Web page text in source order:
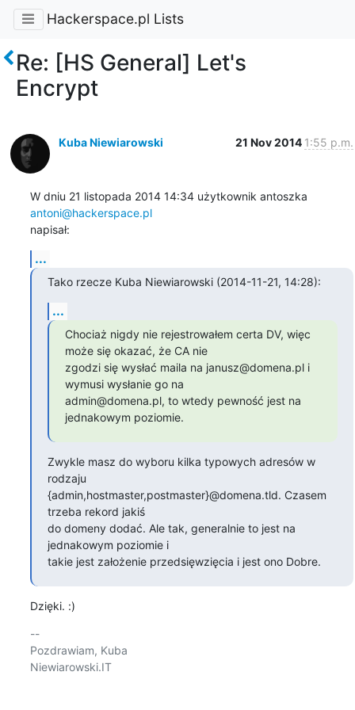
Hackerspace.pl Lists
Re: [HS General] Let's
Encrypt
Kuba Niewiarowski 21 Nov 2014 1:55 p.m.
antoni@hackerspace.pl
napisał:
...
Tako rzecze Kuba Niewiarowski (2014-11-21, 14:28):
...
Chociaż nigdy nie rejestrowałem certa DV, więc
może się okazać, że CA nie
zgodzi się wysłać maila na janusz@domena.pl i
wymusi wysłanie go na
admin@domena.pl, to wtedy pewność jest na
jednakowym poziomie.
Zwykle masz do wyboru kilka typowych adresów w
rodzaju
{admin,hostmaster,postmaster}@domena.tld. Czasem
trzeba rekord jakiś
do domeny dodać. Ale tak, generalnie to jest na
jednakowym poziomie i
takie jest założenie przedsięwzięcia i jest ono Dobre.
Dzięki. :)
--
Pozdrawiam, Kuba
Niewiarowski.IT